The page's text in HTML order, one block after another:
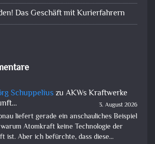
Das Geschäft mit Kurierfahrern
Schuppeliuszu AKWs Kraftwerke
3. August 2026
liefert gerade ein anschauliches Beispiel
Atomkraft keine Technologie der
ist. Aber ich befürchte, dass diese…